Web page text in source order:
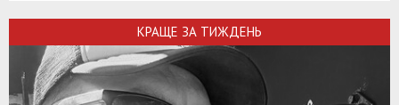
КРАЩЕ ЗА ТИЖДЕНЬ